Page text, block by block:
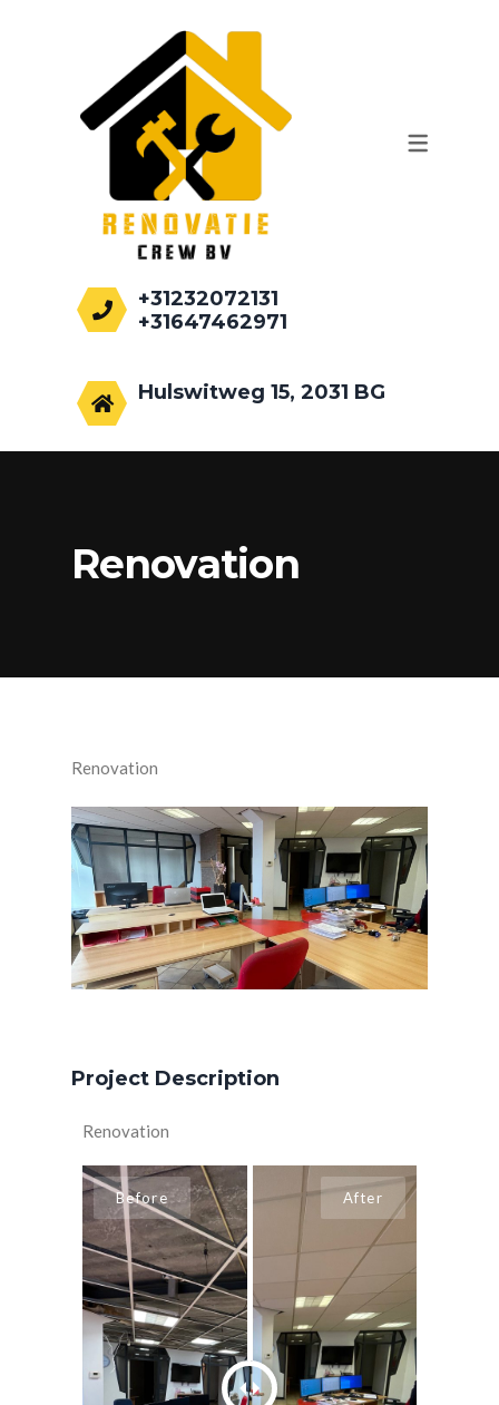
WERKZAAMHEDEN
AANBOUWEN
+31232072131
+31647462971
Hulswitweg 15, 2031 BG
Renovation
Renovation
Project Description
Renovation